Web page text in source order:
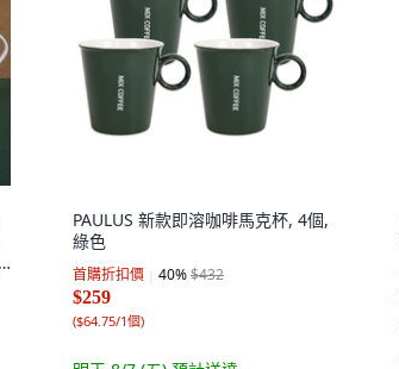
PAULUS 新款即溶咖啡馬克杯, 4個,
綠色
首購折扣價 40%$432
$259
($64.75/1個)